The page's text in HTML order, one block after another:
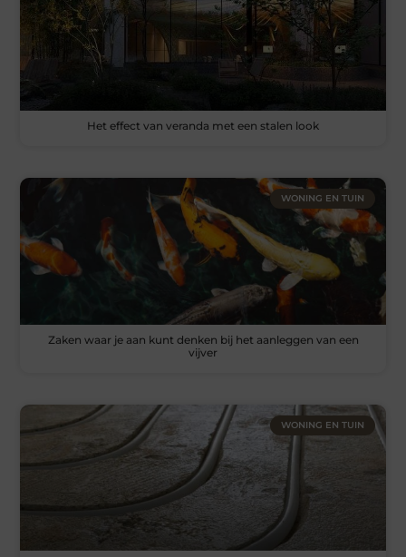
Het effect van veranda met een stalen look
WONING EN TUIN
Zaken waar je aan kunt denken bij het aanleggen van een
vijver
WONING EN TUIN